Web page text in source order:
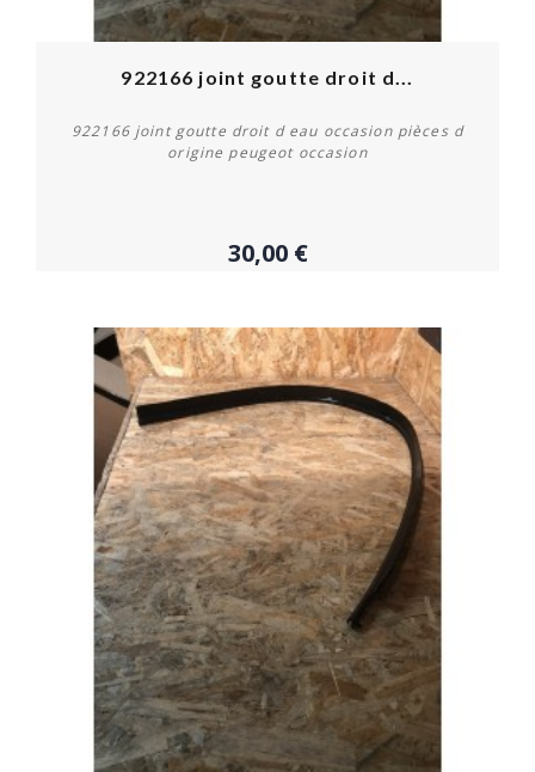
Acheter
922166 joint goutte droit d...
922166 joint goutte droit d eau occasion pièces d
origine peugeot occasion
30,00 €